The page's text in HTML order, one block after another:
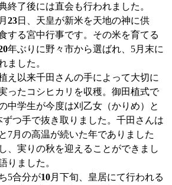
終了後には直会も行われました。
月 23日、天皇が新米を天地の神に供
する宮中行事です。その米を育てる
年ぶりに野々市から選ばれ、5月末に
ました。
え以来千田さんの手によって大切に
ったコシヒカリを収穫。御田植式で
中学生が今度は刈乙女（かりめ）と
つ手で抜き取りました。千田さんは
7月の高温が続いた年でありました
、実りの秋を迎えることができまし
りました。
5合分が10月下旬、皇居にて行われる